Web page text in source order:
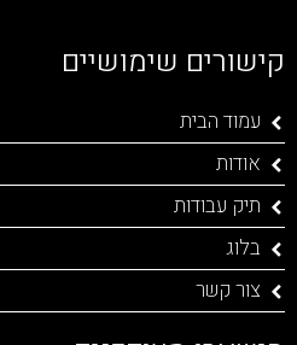
קישורים שימושיים
עמוד הבית
אודות
תיק עבודות
בלוג
צור קשר